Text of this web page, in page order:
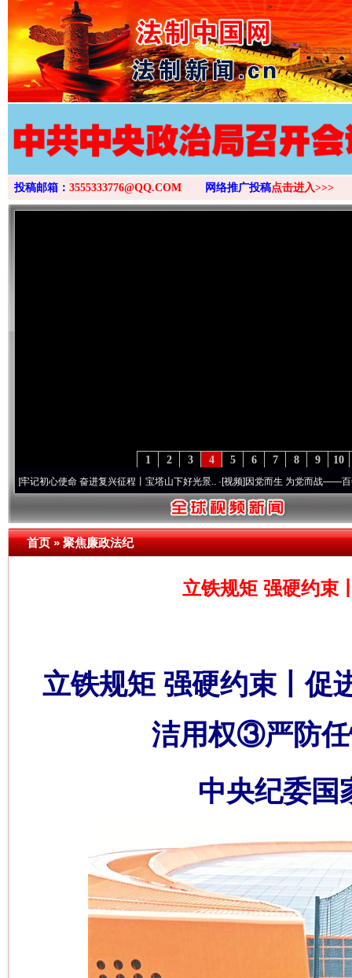
>
投稿邮箱： 3555333776@QQ.COM 网络推广投稿点击进入>>>
10
9
8
7
6
5
4
3
2
1
使命 奋进复兴征程丨宝塔山下好光景..·[视频]因党而生 为党而战——百年“纪”事⑧
首页»聚焦廉政法纪
立铁规矩 强硬约束
立铁规矩 强硬约束丨促
洁用权③严防
中央纪委国